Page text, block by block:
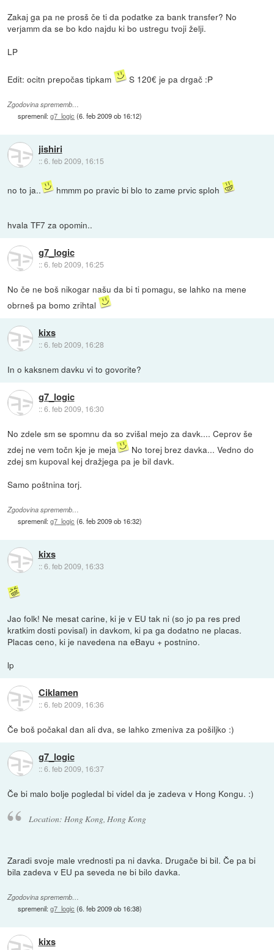
Zakaj ga pa ne prosš če ti da podatke za bank transfer? No
verjamm da se bo kdo najdu ki bo ustregu tvoji želji.
LP
Edit: ocitn prepočas tipkam S 120€ je pa drgač :P
Zgodovina sprememb…
spremenil:g7_logic (6. feb 2009 ob 16:12)
jishiri
::6. feb 2009, 16:15
no to ja.. hmmm po pravic bi blo to zame prvic sploh
hvala TF7 za opomin..
g7_logic
::6. feb 2009, 16:25
No če ne boš nikogar našu da bi ti pomagu, se lahko na mene
obrneš pa bomo zrihtal
kixs
::6. feb 2009, 16:28
In o kaksnem davku vi to govorite?
g7_logic
::6. feb 2009, 16:30
No zdele sm se spomnu da so zvišal mejo za davk.... Ceprov še
zdej ne vem točn kje je meja
No torej brez davka... Vedno do
zdej sm kupoval kej dražjega pa je bil davk.
Samo poštnina torj.
Zgodovina sprememb…
spremenil:g7_logic (6. feb 2009 ob 16:32)
kixs
::6. feb 2009, 16:33
Jao folk! Ne mesat carine, ki je v EU tak ni (so jo pa res pred
kratkim dosti povisal) in davkom, ki pa ga dodatno ne placas.
Placas ceno, ki je navedena na eBayu + postnino.
lp
Ciklamen
::6. feb 2009, 16:36
Če boš počakal dan ali dva, se lahko zmeniva za pošiljko :)
g7_logic
::6. feb 2009, 16:37
Če bi malo bolje pogledal bi videl da je zadeva v Hong Kongu. :)
Location: Hong Kong, Hong Kong
Zaradi svoje male vrednosti pa ni davka. Drugače bi bil. Če pa bi
bila zadeva v EU pa seveda ne bi bilo davka.
Zgodovina sprememb…
spremenil:g7_logic (6. feb 2009 ob 16:38)
kixs